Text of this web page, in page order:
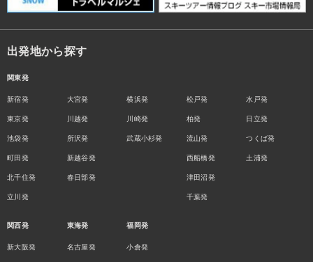
出発地から探す
関東発
新宿発
東京発
池袋発
町田発
北千住発
立川発
大宮発
川越発
所沢発
新越谷発
春日部発
横浜発
川崎発
武蔵小杉発
松戸発
柏発
流山発
西船橋発
津田沼発
千葉発
水戸発
日立発
つくば発
土浦発
関西発
新大阪発
東海発
名古屋発
福岡発
小倉発